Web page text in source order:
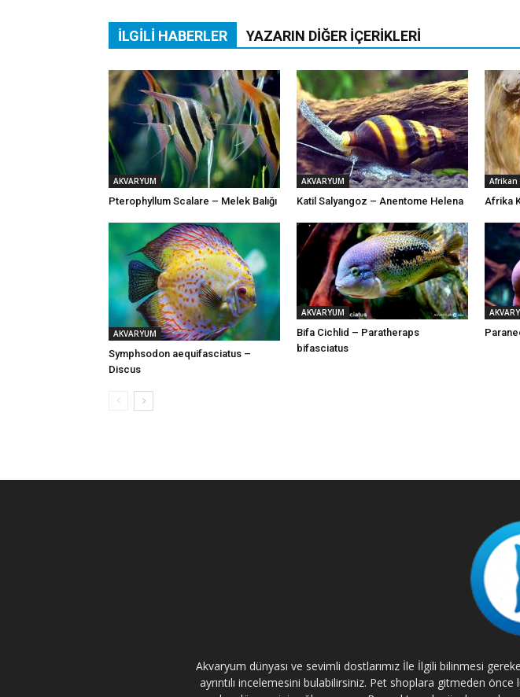
İLGILI HABERLER YAZARIN DIĞER İÇERIKLERI
AKVARYUM
Pterophyllum Scalare – Melek Balığı
AKVARYUM
Katil Salyangoz – Anentome Helena
Afrikan
Afrika
AKVARYUM
Symphsodon aequifasciatus –
Discus
AKVARYUM
Bifa Cichlid – Paratheraps
bifasciatus
Akvaryum dünyası ve sevimli dostlarımız İle İlgili bilinmesi
ayrıntılı incelemesini bulabilirsiniz. Pet shoplara gitmeden